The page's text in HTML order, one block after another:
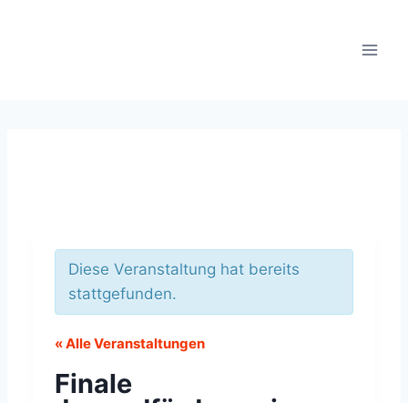
Diese Veranstaltung hat bereits
stattgefunden.
« Alle Veranstaltungen
Finale